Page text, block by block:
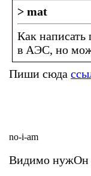
> mat
Как
в АЭС, но
Пиши сюда
no-i-am
Видимо нужОн